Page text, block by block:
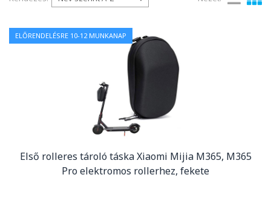
ELŐRENDELÉSRE 10-12 MUNKANAP
Első rolleres tároló táska Xiaomi Mijia M365, M365
Pro elektromos rollerhez, fekete